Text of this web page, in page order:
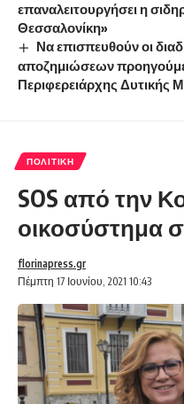
επαναλειτουργήσει η
Θεσσαλονίκη»
Να επισπευθούν οι
αποζημιώσεων
Περιφερειάρχης Δυτικής
ΠΟΛΙΤΙΚΉ
SOS από την
οικοσύστημα
Πέμπτη 17 Ιουνίου, 2021 10:43
florinapress.gr